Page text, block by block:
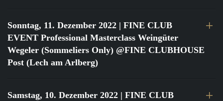
Sonntag, 11. Dezember 2022 | FINE CLUB
EVENT Professional Masterclass Weingüter
Wegeler (Sommeliers Only) @FINE CLUBHOUSE
Post (Lech am Arlberg)
Samstag, 10. Dezember 2022 | FINE CLUB